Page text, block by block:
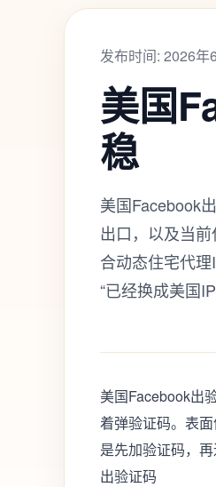
发布时间: 2026年
美国
稳
美国Facebook
出口，以及当
合动态住宅代
“已经换成美国
美国Facebook出
着弹验证码。表
是先加验证码，
出验证码